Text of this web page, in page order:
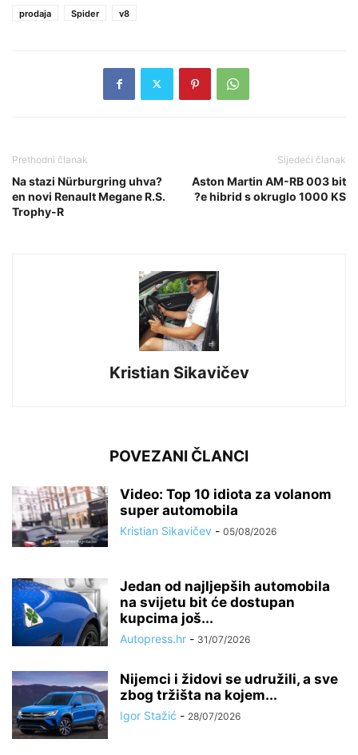
prodaja
Spider v8
Prethodni članak
Na stazi Nürburgring uhva?
en novi Renault Megane R.S.
Trophy-R
Sljedeći članak
Aston Martin AM-RB 003 bit
?e hibrid s okruglo 1000 KS
Kristian Sikavičev
POVEZANI ČLANCI
Video: Top 10 idiota za volanom
super automobila
Kristian Sikavičev - 05/08/2026
Jedan od najljepših automobila
na svijetu bit će dostupan
kupcima još...
Autopress.hr - 31/07/2026
Nijemci i židovi se udružili, a sve
zbog tržišta na kojem...
Igor Stažić - 28/07/2026